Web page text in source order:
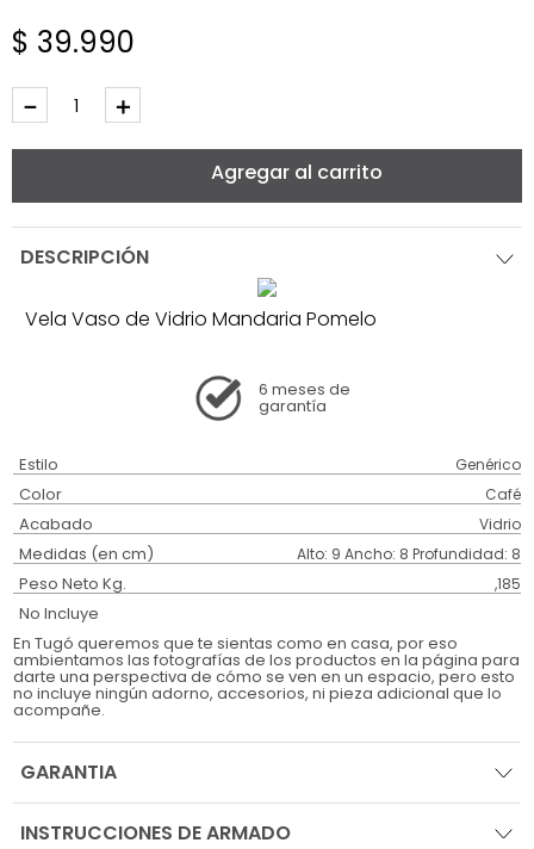
$ 39.990
＋
－
Agregar al carrito
DESCRIPCIÓN
Vela Vaso de Vidrio Mandaria Pomelo
6 meses de
garantía
Estilo Genérico
Color Café
Acabado Vidrio
Medidas (en cm) Alto: 9 Ancho: 8 Profundidad: 8
Peso Neto Kg. ,185
No Incluye
En Tugó queremos que te sientas como en casa, por eso
ambientamos las fotografías de los productos en la página para
darte una perspectiva de cómo se ven en un espacio, pero esto
no incluye ningún adorno, accesorios, ni pieza adicional que lo
acompañe.
GARANTIA
INSTRUCCIONES DE ARMADO